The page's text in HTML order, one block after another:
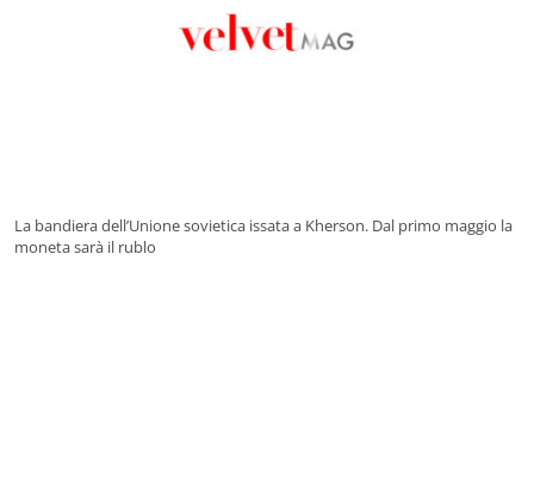
La bandiera dell’Unione sovietica issata a Kherson. Dal primo maggio la
moneta sarà il rublo